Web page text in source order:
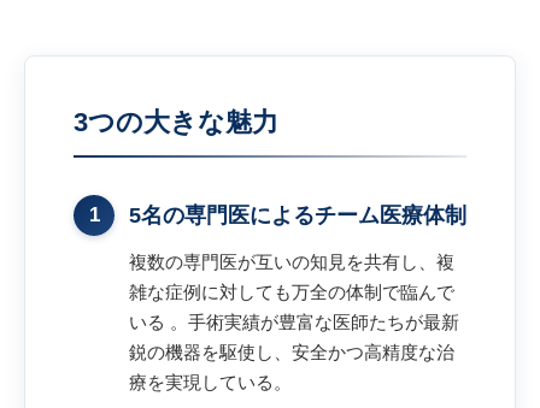
3つの大きな魅力
1 5名の専門医によるチーム医療体制
複数の専門医が互いの知見を共有し、複
雑な症例に対しても万全の体制で臨んで
いる 。手術実績が豊富な医師たちが最新
鋭の機器を駆使し、安全かつ高精度な治
療を実現している。